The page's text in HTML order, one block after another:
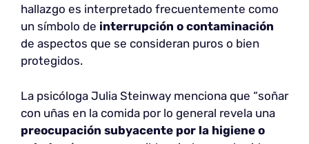
hallazgo es interpretado frecuentemente como
un símbolo de interrupción o contaminación
de aspectos que se consideran puros o bien
protegidos.
La psicóloga Julia Steinway menciona que “soñar
con uñas en la comida por lo general revela una
preocupación subyacente por la higiene o